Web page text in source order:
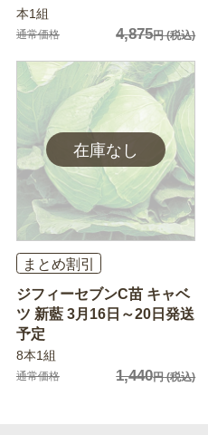
本1組
通常価格 4,875円(税込)
まとめ割引
ジフィーセブンC苗 キャベ
ツ 新藍 3月16日～20日発送
予定
8本1組
通常価格 1,440円(税込)